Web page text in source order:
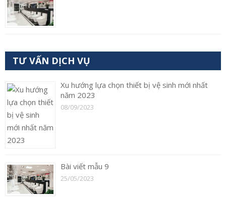
TƯ VẤN DỊCH VỤ
Xu hướng lựa chọn thiết bị vệ sinh mới nhất
năm 2023
08/09/2023
Bài viết mẫu 9
25/05/2023